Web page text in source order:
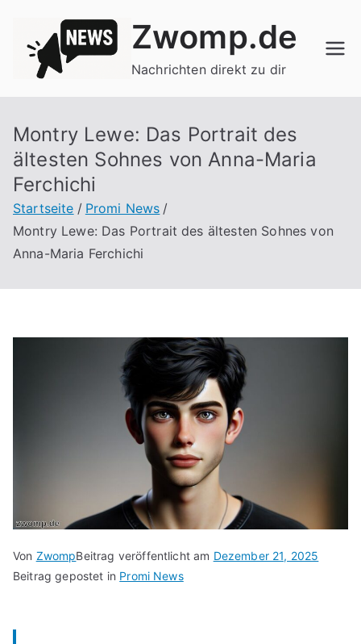
springen
Zwomp.de
Nachrichten direkt zu dir
Montry Lewe: Das Portrait des
ältesten Sohnes von Anna-Maria
Ferchichi
Startseite
Promi News
Montry Lewe: Das Portrait des ältesten Sohnes von
Anna-Maria Ferchichi
Von ZwompBeitrag veröffentlicht am Dezember 21, 2025
Beitrag gepostet in Promi News